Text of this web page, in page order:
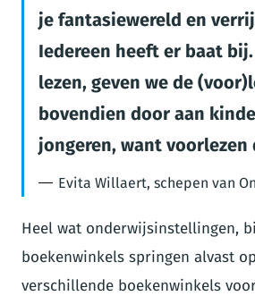
je fantasiewereld en
Iedereen heeft er baat
lezen, geven we de
bovendien door aan
jongeren, want voorlezen
Evita Willaert, schepen van
Heel wat onderwijsinstellingen,
boekenwinkels springen alvast
verschillende boekenwinkels